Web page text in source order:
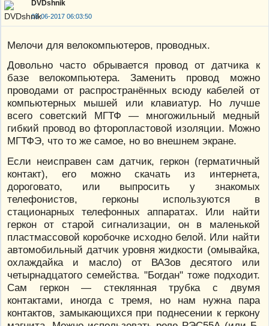
DVDshnik
08-06-2017 06:03:50
Мелочи для велокомпьютеров, проводных.
Довольно часто обрывается провод от датчика к
базе велокомпьютера. Заменить провод можно
проводами от распространённых всюду кабелей от
компьютерных мышей или клавиатур. Но лучше
всего советский МГТФ — многожильный медный
гибкий провод во фторопластовой изоляции. Можно
МГТФЭ, что то же самое, но во внешнем экране.
Если неисправен сам датчик, геркон (герматичный
контакт), его можно скачать из интернета,
дороговато, или выпросить у знакомых
телефонистов, герконы используются в
стационарных телефонных аппаратах. Или найти
геркон от старой сигнализации, он в маленькой
пластмассовой коробочке исходно белой. Или найти
автомобильный датчик уровня жидкости (омывайка,
охлаждайка и масло) от ВАЗов десятого или
четырнадцатого семейства. "Богдан" тоже подходит.
Сам геркон — стеклянная трубка с двумя
контактами, иногда с тремя, но нам нужна пара
контактов, замыкающихся при поднесении к геркону